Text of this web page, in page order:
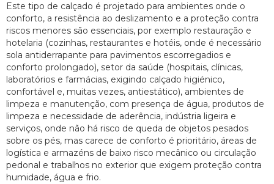
Este tipo de calçado é projetado para ambientes onde o
conforto, a resistência ao deslizamento e a proteção contra
riscos menores são essenciais, por exemplo restauração e
hotelaria (cozinhas, restaurantes e hotéis, onde é necessário
sola antiderrapante para pavimentos escorregadios e
conforto prolongado), setor da saúde (hospitais, clínicas,
laboratórios e farmácias, exigindo calçado higiénico,
confortável e, muitas vezes, antiestático), ambientes de
limpeza e manutenção, com presença de água, produtos de
limpeza e necessidade de aderência, indústria ligeira e
serviços, onde não há risco de queda de objetos pesados
sobre os pés, mas carece de conforto é prioritário, áreas de
logística e armazéns de baixo risco mecânico ou circulação
pedonal e trabalhos no exterior que exigem proteção contra
humidade, água e frio.